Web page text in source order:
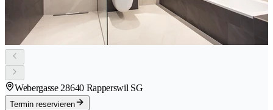
Webergasse 28640 Rapperswil SG
Termin reservieren